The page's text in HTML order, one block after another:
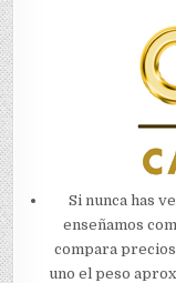
Si nunca has
enseñamos
compara
uno el peso